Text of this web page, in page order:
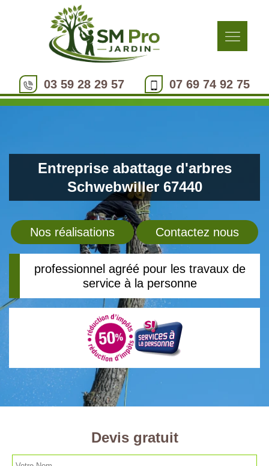
03 59 28 29 57 07 69 74 92 75
Entreprise abattage d'arbres
Schwebwiller 67440
Nos réalisations Contactez nous
professionnel agréé pour les travaux de
service à la personne
Devis gratuit